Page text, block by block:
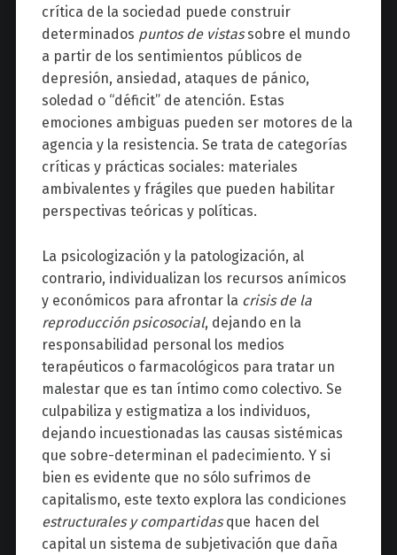
crítica de la sociedad puede construir
determinados puntos de vistassobre el mundo
a partir de los sentimientos públicos de
depresión, ansiedad, ataques de pánico,
soledad o “déficit” de atención. Estas
emociones ambiguas pueden ser motores de la
agencia y la resistencia. Se trata de categorías
críticas y prácticas sociales: materiales
ambivalentes y frágiles que pueden habilitar
perspectivas teóricas y políticas.
La psicologización y la patologización, al
contrario, individualizan los recursos anímicos
y económicos para afrontar la crisis de la
reproducción psicosocial, dejando en la
responsabilidad personal los medios
terapéuticos o farmacológicos para tratar un
malestar que es tan íntimo como colectivo. Se
culpabiliza y estigmatiza a los individuos,
dejando incuestionadas las causas sistémicas
que sobre-determinan el padecimiento. Y si
bien es evidente que no sólo sufrimos de
capitalismo, este texto explora las condiciones
estructurales y compartidasque hacen del
capital un sistema de subjetivación que daña